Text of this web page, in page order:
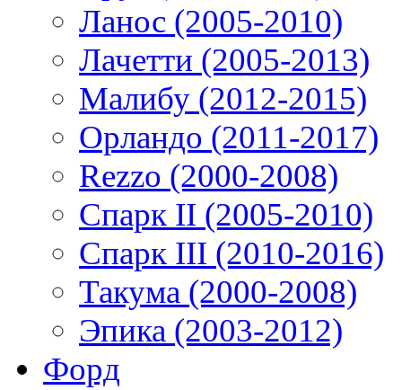
Ланос (2005-2010)
Лачетти (2005-2013)
Малибу (2012-2015)
Орландо (2011-2017)
Rezzo (2000-2008)
Спарк II (2005-2010)
Спарк III (2010-2016)
Такума (2000-2008)
Эпика (2003-2012)
Форд